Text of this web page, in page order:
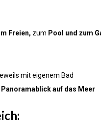
Freien, zum Pool und zum
mit eigenem Bad
auf das Meer